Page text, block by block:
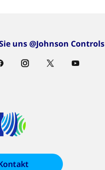
uns @Johnson Controls